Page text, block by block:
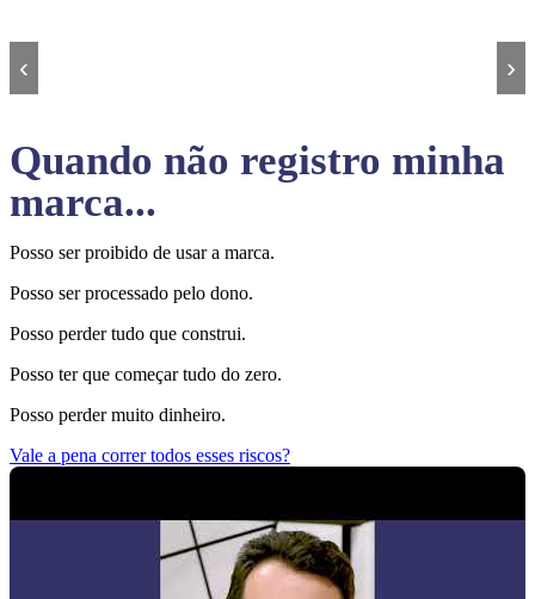
‹ ›
Quando não registro minha
marca...
Posso ser proibido de usar a marca.
Posso ser processado pelo dono.
Posso perder tudo que construi.
Posso ter que começar tudo do zero.
Posso perder muito dinheiro.
Vale a pena correr todos esses riscos?